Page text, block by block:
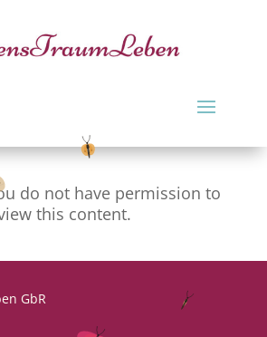
do not have permission to
this content.
GbR